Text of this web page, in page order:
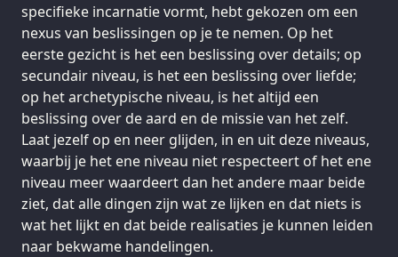
specifieke incarnatie vormt, hebt gekozen om een
nexus van beslissingen op je te nemen. Op het
eerste gezicht is het een beslissing over details; op
secundair niveau, is het een beslissing over liefde;
op het archetypische niveau, is het altijd een
beslissing over de aard en de missie van het zelf.
Laat jezelf op en neer glijden, in en uit deze niveaus,
waarbij je het ene niveau niet respecteert of het ene
niveau meer waardeert dan het andere maar beide
ziet, dat alle dingen zijn wat ze lijken en dat niets is
wat het lijkt en dat beide realisaties je kunnen leiden
naar bekwame handelingen.